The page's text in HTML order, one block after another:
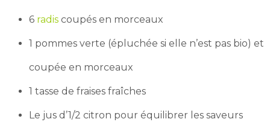
6 radis coupés en morceaux
1 pommes verte (épluchée si elle n’est pas bio) et
coupée en morceaux
1 tasse de fraises fraîches
Le jus d’1/2 citron pour équilibrer les saveurs